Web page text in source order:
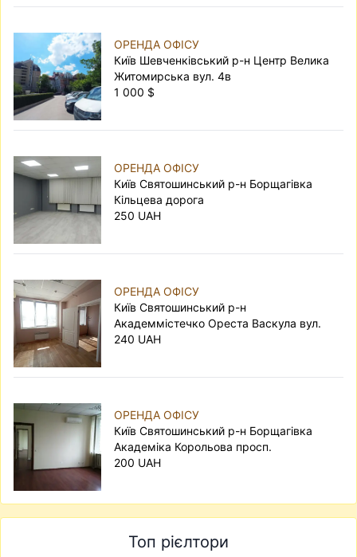
ОРЕНДА ОФІСУ
Київ Шевченківський р-н Центр Велика
Житомирська вул. 4в
1 000 $
ОРЕНДА ОФІСУ
Київ Святошинський р-н Борщагівка
Кільцева дорога
250 UAH
ОРЕНДА ОФІСУ
Київ Святошинський р-н
Академмістечко Ореста Васкула вул.
240 UAH
ОРЕНДА ОФІСУ
Київ Святошинський р-н Борщагівка
Академіка Корольова просп.
200 UAH
Топ рієлтори